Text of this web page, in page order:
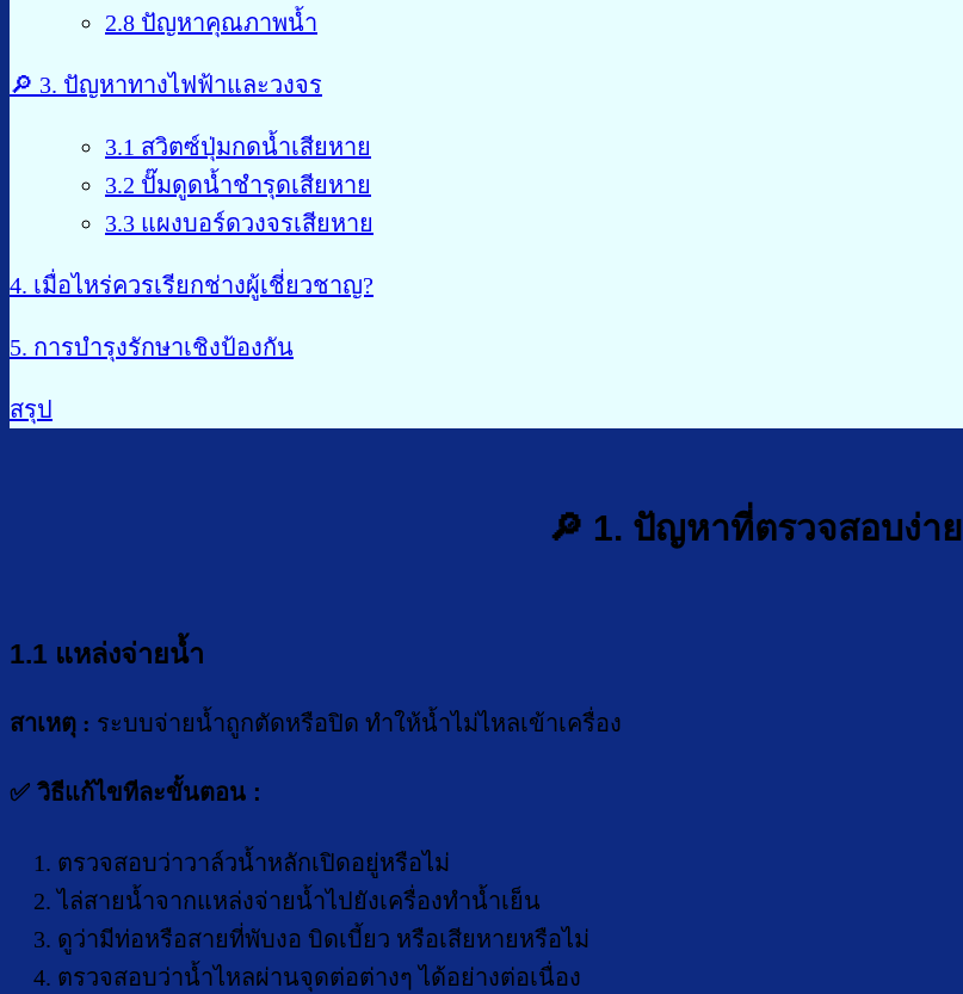
2.8 ปัญหาคุณภาพน้ำ
🔎 3. ปัญหาทางไฟฟ้าและวงจร
3.1 สวิตซ์ปุ่มกดน้ำเสียหาย
3.2 ปั๊มดูดน้ำชำรุดเสียหาย
3.3 แผงบอร์ดวงจรเสียหาย
4. เมื่อไหร่ควรเรียกช่างผู้เชี่ยวชาญ?
5. การบำรุงรักษาเชิงป้องกัน
สรุป
🔎 1. ปัญหาที่ตรวจสอบง่าย
1.1 แหล่งจ่ายน้ำ
สาเหตุ : ระบบจ่ายน้ำถูกตัดหรือปิด ทำให้น้ำไม่ไหลเข้าเครื่อง
✅ วิธีแก้ไขทีละขั้นตอน :
ตรวจสอบว่าวาล์วน้ำหลักเปิดอยู่หรือไม่
ไล่สายน้ำจากแหล่งจ่ายน้ำไปยังเครื่องทำน้ำเย็น
ดูว่ามีท่อหรือสายที่พับงอ บิดเบี้ยว หรือเสียหายหรือไม่
ตรวจสอบว่าน้ำไหลผ่านจุดต่อต่างๆ ได้อย่างต่อเนื่อง